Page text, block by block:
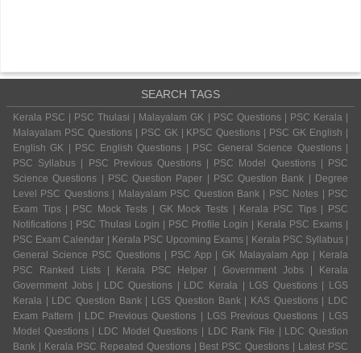
SEARCH TAGS
Kerala PSC | PSC Thulasi | Malayalam GK | PSC Questions | PSC Kerala |
Malayalam PSC Questions | PSC GK | KPSC Questions | PSC GK English |
English GK | PSC English Questions | PSC General Science Questions |
PSC Syllabus | PSC Previous Questions | PSC Model Questions | PSC
Science Questions | PSC Question Paper | PSC Question Bank | Degree
Level PSC Questions | Malayalam PSC Question Bank | PSC Notes | PSC
Exam Tips | PSC Mock Tests | GK Mock Tests | Kerala PSC Tips | PSC
Notifications | PSC Thulasi Login | PSC Profile Login | Kerala PSC Exams |
PSC Exam Calendar | Kerala PSC Upcoming Exams | Kerala PSC Syllabus |
General Science PSC Questions | PSC App | GK Malayalam App | Kerala
PSC Ranked Lists | Kerala PSC Helper | Government Jobs | Kerala
Government Jobs | LDC Questions | LDC Kerala | LGS Questions | LGS
Kerala | LDC Question Bank | LGS Question Bank | KAS Questions | LDC
Exam Pattern | LDC Previous Questions | LGS Previous Questions | LGS
Model Questions | LDC Model Questions | LDC Rank File | LDC Question
Bank | Kerala PSC Repeated Questions | Best PSC Questions | Latest PSC